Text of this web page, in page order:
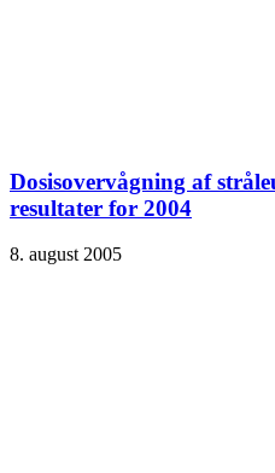
Dosisovervågning af
resultater for 2004
8. august 2005